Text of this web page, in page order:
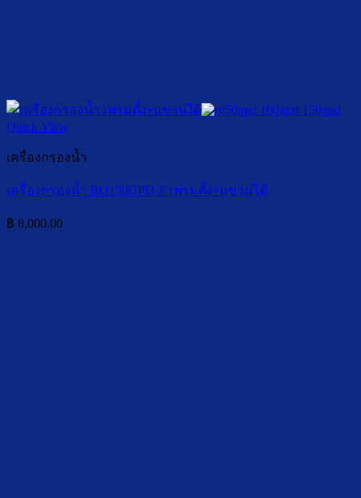
Quick View
เครื่องกรองน้ำ
เครื่องกรองน้ำ RO150GPD-F เฟรมตั้ง+แขวนได้
฿ 8,000.00